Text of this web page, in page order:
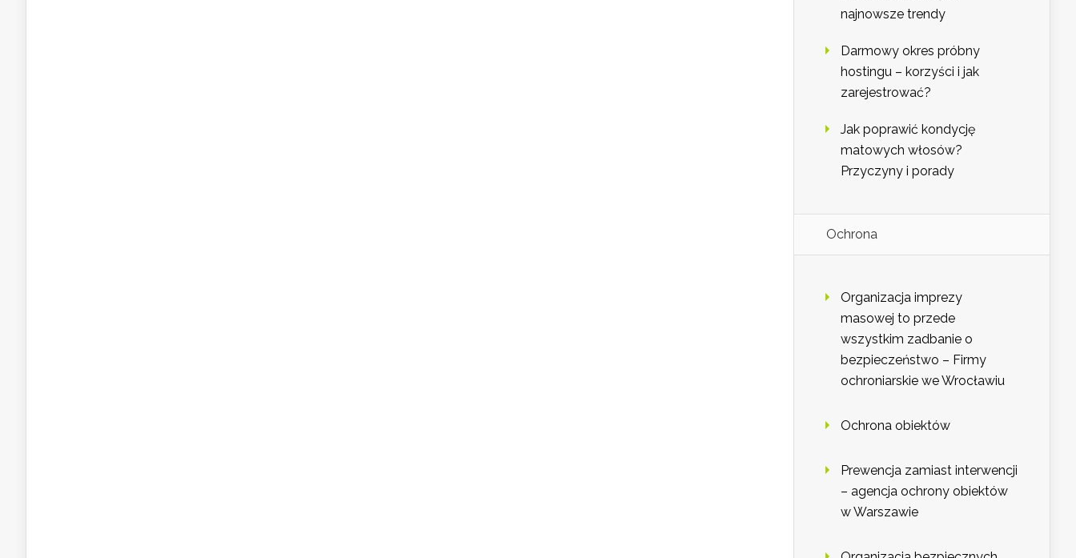
najnowsze trendy
Darmowy okres próbny
hostingu – korzyści i jak
zarejestrować?
Jak poprawić kondycję
matowych włosów?
Przyczyny i porady
Ochrona
Organizacja imprezy
masowej to przede
wszystkim zadbanie o
bezpieczeństwo – Firmy
ochroniarskie we Wrocławiu
Ochrona obiektów
Prewencja zamiast interwencji
– agencja ochrony obiektów
w Warszawie